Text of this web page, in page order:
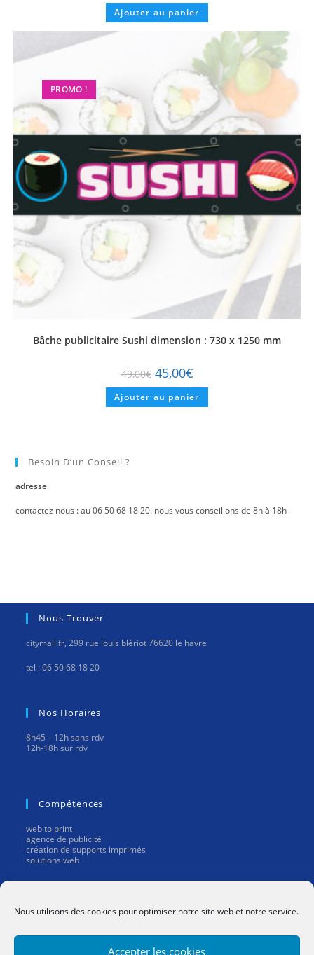
Nous utilisons des cookies pour optimiser notre site web et notre service.
Accepter les cookies
Ajouter au panier
PROMO !
Bâche publicitaire Sushi dimension : 730 x 1250 mm
49,00€ 45,00€
Ajouter au panier
Besoin D’un Conseil ?
adresse
contactez nous : au 06 50 68 18 20. nous vous conseillons de 8h à 18h
Nous Trouver
citymail.fr, 299 rue louis blériot 76620 le havre
tel : 06 50 68 18 20
Nos Horaires
8h45 – 12h sans rdv
12h-18h sur rdv
Compétences
web to print
agence de publicité
création de supports imprimés
solutions web
mentions légales